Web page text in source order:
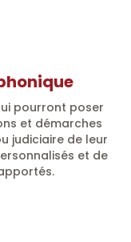
pourront poser
et démarches
judiciaire de leur
et de